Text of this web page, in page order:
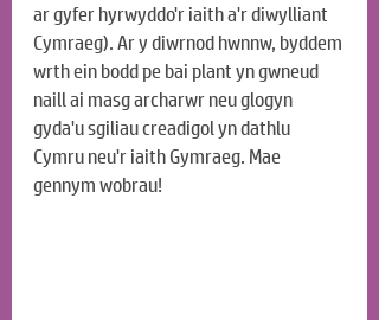
ar gyfer hyrwyddo'r iaith a'r diwylliant
Cymraeg). Ar y diwrnod hwnnw, byddem
wrth ein bodd pe bai plant yn gwneud
naill ai masg archarwr neu glogyn
gyda'u sgiliau creadigol yn dathlu
Cymru neu'r iaith Gymraeg. Mae
gennym wobrau!